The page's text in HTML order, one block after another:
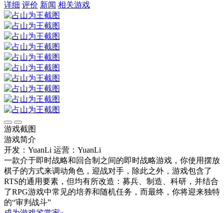
详细 评价 新闻 相关游戏
游戏截图
游戏简介
开发：YuanLi 运营：YuanLi
一款介于即时战略和回合制之间的即时战略游戏，你使用摆放
棋子的方式来调动角色，迎战对手，除此之外，游戏包含了
RTS的通用要素，但均有所改造：募兵、制造、科研，并结合
了RPG游戏中常见的培养和随机任务，而最终，你将迎来独特
的“审判战斗”